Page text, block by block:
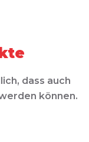
dass auch
können.